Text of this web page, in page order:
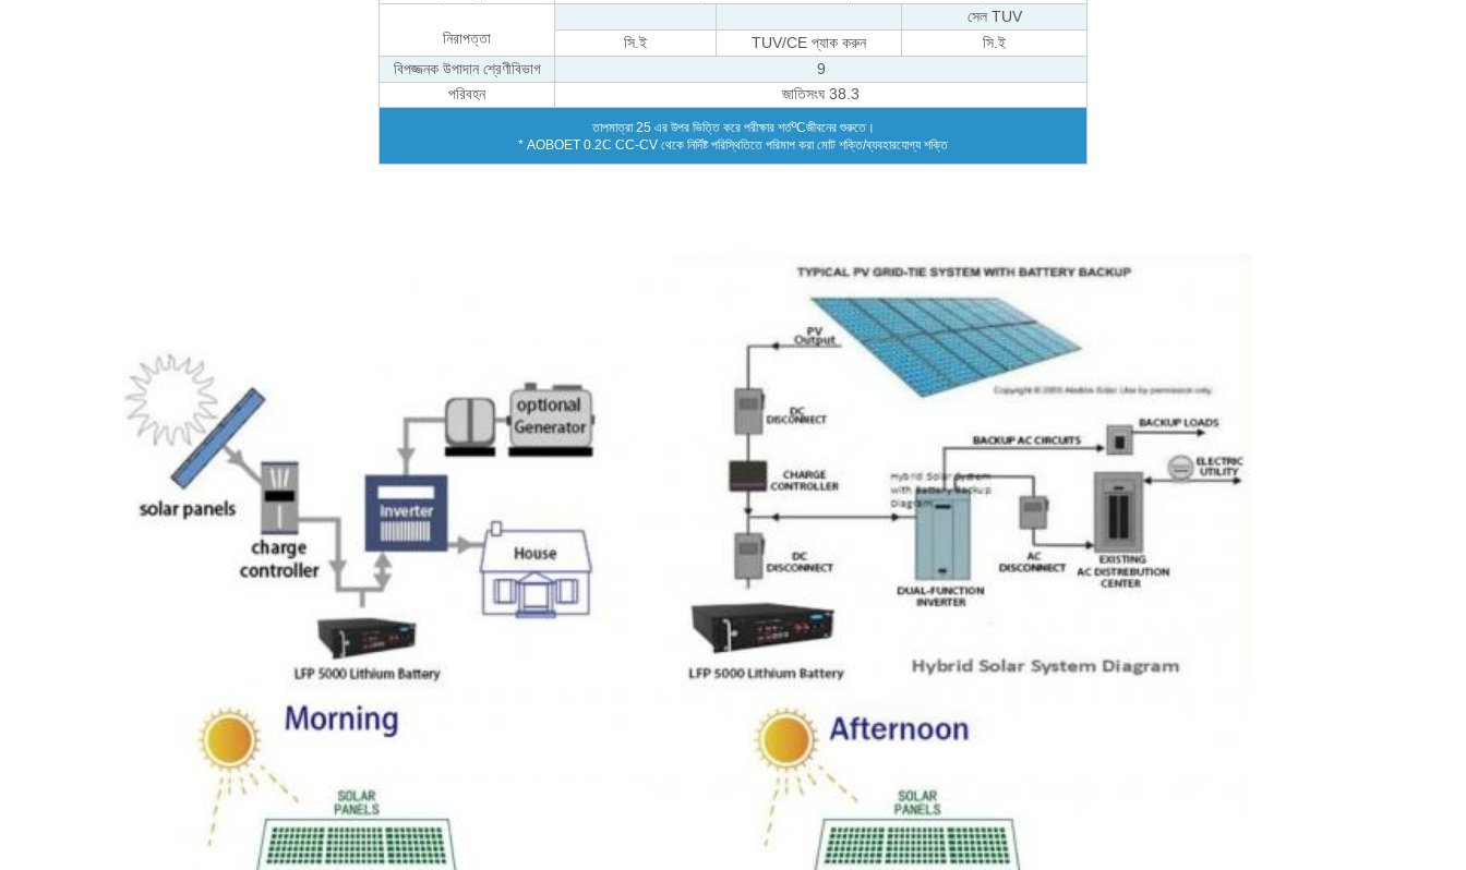
নিরাপত্তা
সেল TUV
সি.ই
TUV/CE প্যাক করুন
সি.ই
বিপজ্জনক উপাদান শ্রেণীবিভাগ
9
পরিবহন
জাতিসংঘ 38.3
তাপমাত্রা 25 এর উপর ভিত্তি করে পরীক্ষার শর্তºCজীবনের শুরুতে।
* AOBOET 0.2C CC-CV থেকে নির্দিষ্ট পরিস্থিতিতে পরিমাপ করা মোট শক্তি/ব্যবহারযোগ্য শক্তি